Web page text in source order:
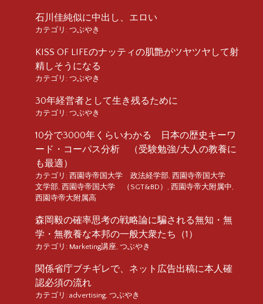
石川佳純似に中出し、エロい
カテゴリ: つぶやき
KISS OF LIFEのナッティの肌艶がツヤツヤして射
精しそうになる
カテゴリ: つぶやき
30年経営者として生き残るために
カテゴリ: つぶやき
10分で3000年くらいわかる 日本の歴史キーワ
ード・コーパス分析 （受験勉強/大人の教養に
も最適）
カテゴリ: 西園寺帝国大学 政法経学部 西園寺帝国大学
文学部 西園寺帝国大学 （SGT&BD） 西園寺帝大附属中
西園寺帝大附属高
森岡毅の確率思考の戦略論に騙される無知・無
学・無教養な本邦の一般大衆たち（1）
カテゴリ: Marketing講座 つぶやき
関係省庁ブチギレで、ネット広告出稿に本人確
認必須の流れ
カテゴリ: advertising つぶやき